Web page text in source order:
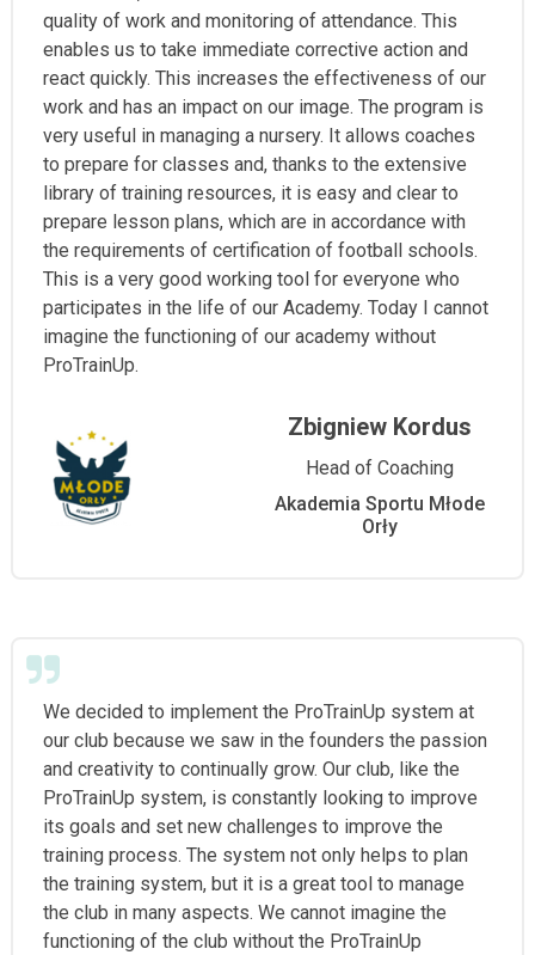
quality of work and monitoring of attendance. This
enables us to take immediate corrective action and
react quickly. This increases the effectiveness of our
work and has an impact on our image. The program is
very useful in managing a nursery. It allows coaches
to prepare for classes and, thanks to the extensive
library of training resources, it is easy and clear to
prepare lesson plans, which are in accordance with
the requirements of certification of football schools.
This is a very good working tool for everyone who
participates in the life of our Academy. Today I cannot
imagine the functioning of our academy without
ProTrainUp.
Zbigniew Kordus
Head of Coaching
Akademia Sportu Młode
Orły
We decided to implement the ProTrainUp system at
our club because we saw in the founders the passion
and creativity to continually grow. Our club, like the
ProTrainUp system, is constantly looking to improve
its goals and set new challenges to improve the
training process. The system not only helps to plan
the training system, but it is a great tool to manage
the club in many aspects. We cannot imagine the
functioning of the club without the ProTrainUp